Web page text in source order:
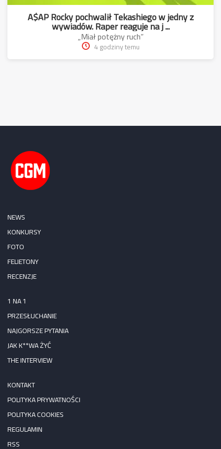
A$AP Rocky pochwalił Tekashiego w jedny z
wywiadów. Raper reaguje na j ...
„Miał potężny ruch”
4 godziny temu
NEWS
KONKURSY
FOTO
FELIETONY
RECENZJE
1 NA 1
PRZESŁUCHANIE
NAJGORSZE PYTANIA
JAK K**WA ŻYĆ
THE INTERVIEW
KONTAKT
POLITYKA PRYWATNOŚCI
POLITYKA COOKIES
REGULAMIN
RSS